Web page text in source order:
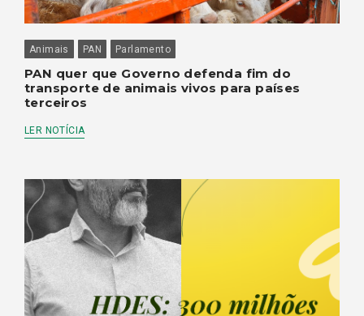
Animais PAN Parlamento
PAN quer que Governo defenda fim do
transporte de animais vivos para países
terceiros
LER NOTÍCIA